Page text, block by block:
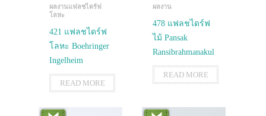
ผลงานแฟลชไดร์ฟ
โลหะ
421 แฟลชไดร์ฟ
โลหะ Boehringer
Ingelheim
READ MORE
ผลงาน
478 แฟลชไดร์ฟ
ไม้ Pansak
Ransibrahmanakul
READ MORE